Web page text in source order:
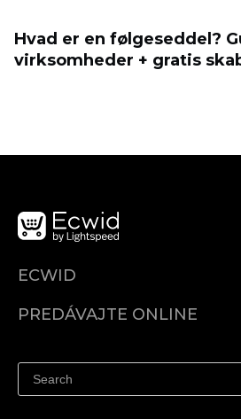
Hvad er en følgeseddel?
virksomheder + gratis
ECWID
Cenník
PREDÁVAJTE ONLINE
Predávajte na Facebook
Predávať na Instagram